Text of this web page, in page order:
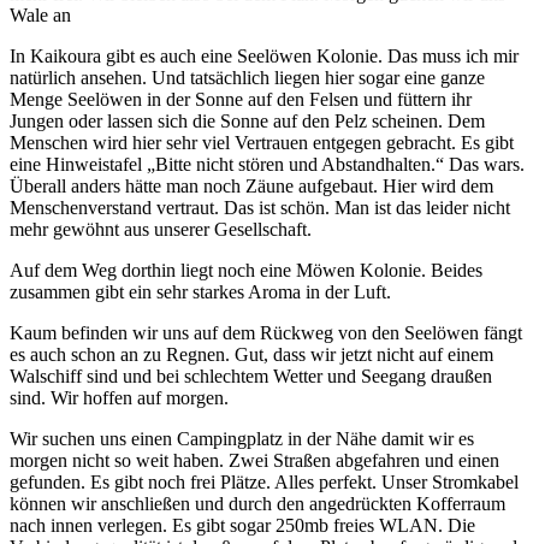
Wale an
In Kaikoura gibt es auch eine Seelöwen Kolonie. Das muss ich mir
natürlich ansehen. Und tatsächlich liegen hier sogar eine ganze
Menge Seelöwen in der Sonne auf den Felsen und füttern ihr
Jungen oder lassen sich die Sonne auf den Pelz scheinen. Dem
Menschen wird hier sehr viel Vertrauen entgegen gebracht. Es gibt
eine Hinweistafel „Bitte nicht stören und Abstandhalten.“ Das wars.
Überall anders hätte man noch Zäune aufgebaut. Hier wird dem
Menschenverstand vertraut. Das ist schön. Man ist das leider nicht
mehr gewöhnt aus unserer Gesellschaft.
Auf dem Weg dorthin liegt noch eine Möwen Kolonie. Beides
zusammen gibt ein sehr starkes Aroma in der Luft.
Kaum befinden wir uns auf dem Rückweg von den Seelöwen fängt
es auch schon an zu Regnen. Gut, dass wir jetzt nicht auf einem
Walschiff sind und bei schlechtem Wetter und Seegang draußen
sind. Wir hoffen auf morgen.
Wir suchen uns einen Campingplatz in der Nähe damit wir es
morgen nicht so weit haben. Zwei Straßen abgefahren und einen
gefunden. Es gibt noch frei Plätze. Alles perfekt. Unser Stromkabel
können wir anschließen und durch den angedrückten Kofferraum
nach innen verlegen. Es gibt sogar 250mb freies WLAN. Die